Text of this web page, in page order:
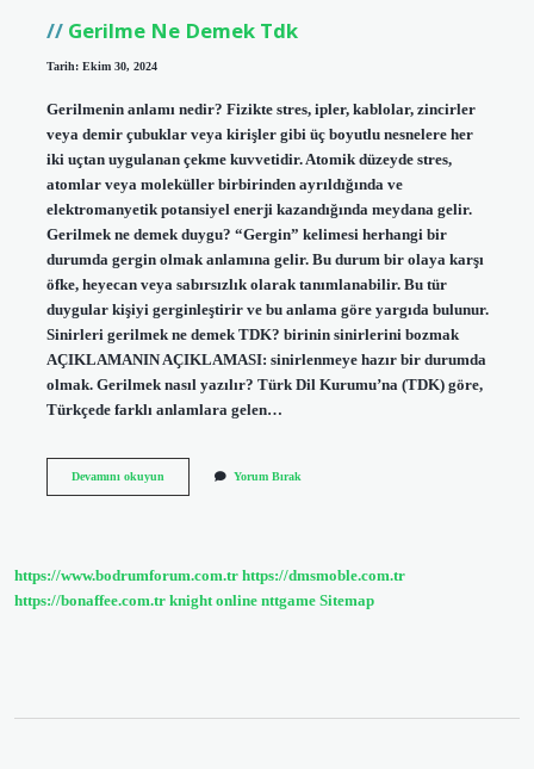
Gerilme Ne Demek Tdk
Tarih: Ekim 30, 2024
Gerilmenin anlamı nedir? Fizikte stres, ipler, kablolar, zincirler
veya demir çubuklar veya kirişler gibi üç boyutlu nesnelere her
iki uçtan uygulanan çekme kuvvetidir. Atomik düzeyde stres,
atomlar veya moleküller birbirinden ayrıldığında ve
elektromanyetik potansiyel enerji kazandığında meydana gelir.
Gerilmek ne demek duygu? “Gergin” kelimesi herhangi bir
durumda gergin olmak anlamına gelir. Bu durum bir olaya karşı
öfke, heyecan veya sabırsızlık olarak tanımlanabilir. Bu tür
duygular kişiyi gerginleştirir ve bu anlama göre yargıda bulunur.
Sinirleri gerilmek ne demek TDK? birinin sinirlerini bozmak
AÇIKLAMANIN AÇIKLAMASI: sinirlenmeye hazır bir durumda
olmak. Gerilmek nasıl yazılır? Türk Dil Kurumu’na (TDK) göre,
Türkçede farklı anlamlara gelen…
Devamını okuyunGerilme
Yorum Bırak
https://www.bodrumforum.com.tr https://dmsmoble.com.tr
https://bonaffee.com.tr knight online nttgame Sitemap